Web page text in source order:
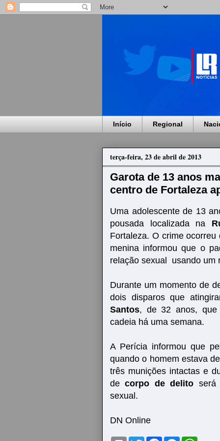
Início Regional
terça-feira, 23 de abril de 2013
Garota de 13 anos
centro de Fortaleza
Uma adolescente de 13
pousada localizada na
Fortaleza. O crime
menina informou que o
relação sexual usando um
Durante um momento de
dois disparos que
Santos, de 32 anos, que
cadeia há uma semana.
A Perícia informou que
quando o homem estava
três munições intactas e
decorpo de delito será
sexual.
DN Online